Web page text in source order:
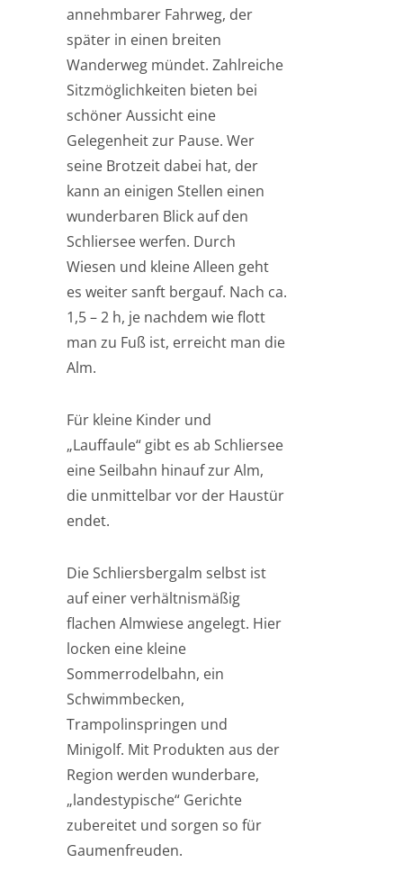
annehmbarer Fahrweg, der
später in einen breiten
Wanderweg mündet. Zahlreiche
Sitzmöglichkeiten bieten bei
schöner Aussicht eine
Gelegenheit zur Pause. Wer
seine Brotzeit dabei hat, der
kann an einigen Stellen einen
wunderbaren Blick auf den
Schliersee werfen. Durch
Wiesen und kleine Alleen geht
es weiter sanft bergauf. Nach ca.
1,5 – 2 h, je nachdem wie flott
man zu Fuß ist, erreicht man die
Alm.
Für kleine Kinder und
„Lauffaule“ gibt es ab Schliersee
eine Seilbahn hinauf zur Alm,
die unmittelbar vor der Haustür
endet.
Die Schliersbergalm selbst ist
auf einer verhältnismäßig
flachen Almwiese angelegt. Hier
locken eine kleine
Sommerrodelbahn, ein
Schwimmbecken,
Trampolinspringen und
Minigolf. Mit Produkten aus der
Region werden wunderbare,
„landestypische“ Gerichte
zubereitet und sorgen so für
Gaumenfreuden.